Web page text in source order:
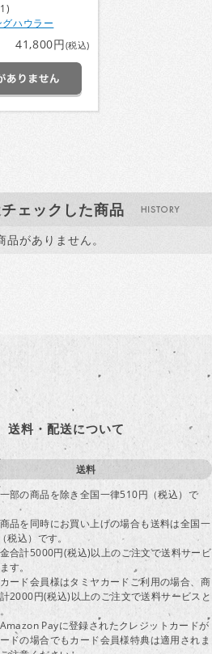
ハウラー
41,800円(税込)
ェックした商品
品がありません。
送料・配送について
送料
一部の商品を除き全国一律510円（税込）で
商品を同時にお買い上げの場合も送料は全国一
税込）です。
金合計5000円(税込)以上のご注文で送料サービ
す。
カード会員様はタミヤカードご利用の場合、商
2000円(税込)以上のご注文で送料サービスと
Payに登録されたクレジットカードが
ドの場合でもカード会員様特典は適用されま